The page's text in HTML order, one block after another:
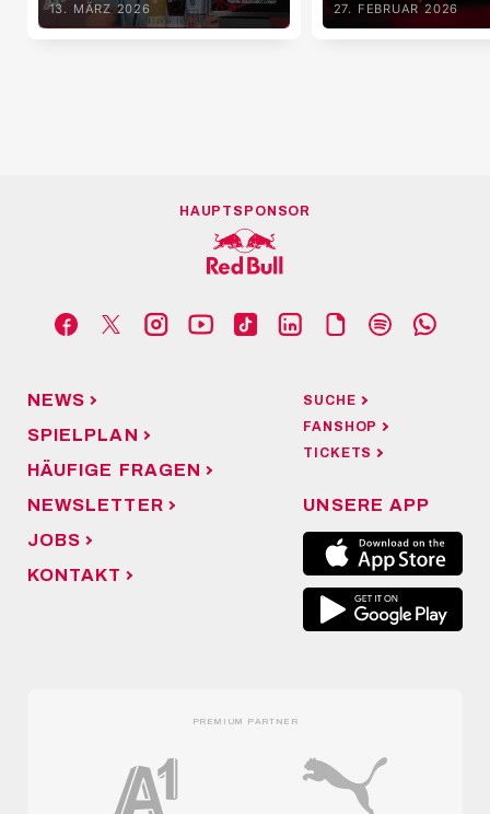
13. MÄRZ 2026 27. FEBRUAR 2026
HAUPTSPONSOR
NEWS
SPIELPLAN
HÄUFIGE FRAGEN
NEWSLETTER
JOBS
KONTAKT
SUCHE
FANSHOP
TICKETS
UNSERE APP
PREMIUM PARTNER